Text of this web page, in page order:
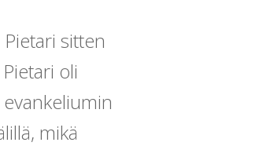
sitten
oli
mikä